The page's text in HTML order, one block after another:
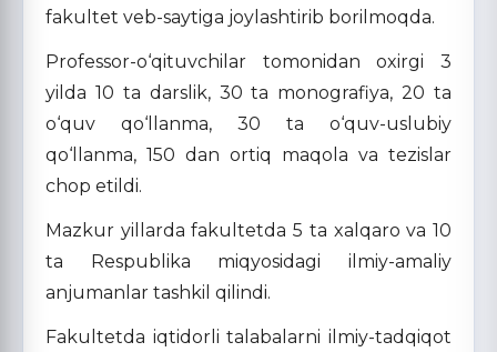
fakultet veb-saytiga joylashtirib borilmoqda.
Professor-o‘qituvchilar tomonidan oxirgi 3
yilda 10 ta darslik, 30 ta monografiya, 20 ta
o‘quv qo‘llanma, 30 ta o‘quv-uslubiy
qo‘llanma, 150 dan ortiq maqola va tezislar
chop etildi.
Mazkur yillarda fakultetda 5 ta xalqaro va 10
ta Respublika miqyosidagi ilmiy-amaliy
anjumanlar tashkil qilindi.
Fakultetda iqtidorli talabalarni ilmiy-tadqiqot